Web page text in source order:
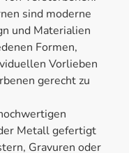
sind moderne
und Materialien
Formen,
Vorlieben
gerecht zu
Metall gefertigt
Gravuren oder